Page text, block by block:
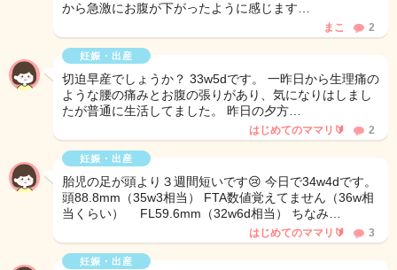
から急激にお腹が下がったように感じます…
まこ 2
妊娠・出産
切迫早産でしょうか？ 33w5dです。 一昨日から生理痛の
ような腰の痛みとお腹の張りがあり、気になりはしまし
たが普通に生活してました。 昨日の夕方…
はじめてのママリ🔰 2
妊娠・出産
胎児の足が頭より３週間短いです😢 今日で34w4dです。
頭88.8mm（35w3相当） FTA数値覚えてません（36w相
当くらい） FL59.6mm（32w6d相当） ちなみ…
はじめてのママリ🔰 3
妊娠・出産